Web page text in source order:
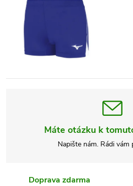
Máte otázku k
Napište nám. Rádi vám
Doprava zdarma